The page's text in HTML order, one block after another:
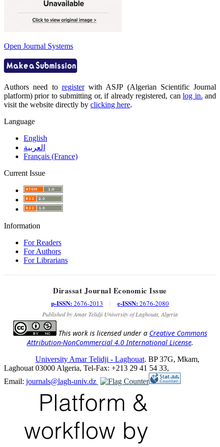
Open Journal Systems
Authors need to registerwith ASJP (Algerian Scientific Journal
platform) prior to submitting or, if already registered, canlog in. and
visit the website directly by clicking here.
Language
English
العربية
Français (France)
Current Issue
Information
For Readers
For Authors
For Librarians
Dirassat Journal Economic Issue
p-ISSN:2676-2013 | e-ISSN:2676-2080
Published by Amar Telidji University of Laghouat, Algeria
This work is licensed under a Creative Commons
Attribution-NonCommercial 4.0 International License.
University Amar Telidji - Laghouat. BP 37G, Mkam,
Laghouat 03000 Algeria, Tel-Fax: +213 29 41 54 33,
Email: journals@lagh-univ.dz